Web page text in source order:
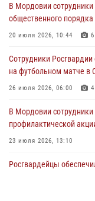
проведения
05 августа 2026, 09:04
разрешительной
зону СВО
04 августа 2026, 11:13
В Мордовии сотрудники
общественного
20 июля 2026, 10:44 6
Сотрудники
на футбольном матче в
26 июля 2026, 06:00 4
В Мордовии
профилактической
23 июля 2026, 13:10
Росгвардейцы